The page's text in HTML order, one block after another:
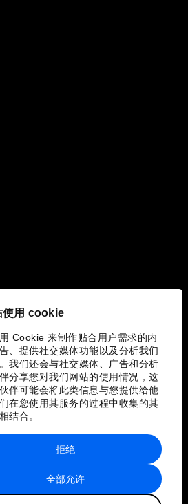
使用 cookie
Cookie 来制作贴合用户需求的内
、提供社交媒体功能以及分析我们
我们还会与社交媒体、广告和分析
分享您对我们网站的使用情况，这
伴可能会将此类信息与您提供给他
在您使用其服务的过程中收集的其
结合。
全部允许
拒绝
站点地图